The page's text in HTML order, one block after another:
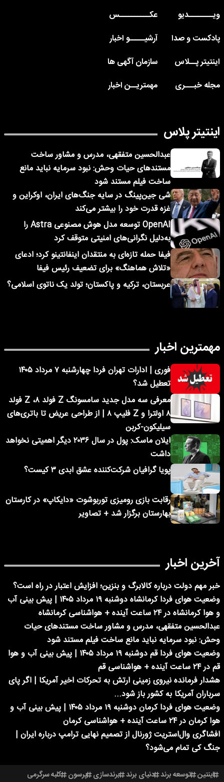
ویــــــــدیو
عکــــــــــس
پادکست و صدا
آرشیـــــو اخبار
اینتیتر پــلاس
سازمان آگهی ها
مجله خبـــری
مهمتریــن اخبار
اینتیتر پلاس
عبدالحسین متفقهی، مدرس و مشاور ساخت
مستندهای حیات وحش: نبود سرمایه نباید مانع
ساخت فیلم مستند شود
شی جین‌پینگ در سایه جنگ‌های ایران، اوکراین و
غزه قدرت خود را بیشتر می‌کند
OpenAI توسعه مدل هوش مصنوعی Astra را
به‌دلیل نگرانی‌های امنیتی متوقف کرد
فیفا حمله تازه‌ای به منتقدان اینفانتینو کرد؛ ادعای
«تلاش هماهنگ» برای تضعیف رئیس فیفا
عربستان، ترکیه و پاکستان؛ تولد یک ناتوی اسلامی؟
مهمترین اخبار
فوری | ادارات تهران فردا چهارشنبه ۷ مرداد ۱۴۰۵
تعطیل شد؟
معرفی سه مدل جدید سامسونگ Z فولد ۸، Z فولد
۸ اولترا و Z فلیپ ۸ | از طراحی عریض تا باتری‌های
سیلیکون-کربن
ایلان ماسک: پول در سال ۲۰۳۶ دیگر اهمیتی نخواهد
داشت
پویا گرافیان شرکت‌کننده عشق ابدی ۳ کیست؟
رقابت بازی رومیزی توربوشوت «دایکاپ» در کارستان
بهارستان برگزار شد + تصاویر
آخرین اخبار
خبر مهم دولت درباره کالابرگ و بنزین؛ افزایش اعتبار در راه است؟
وضعیت هوای فردا کرمانشاه دوشنبه ۱۹ مرداد ۱۴۰۵ | پیش بینی آب
و هوا کرمانشاه در ۲۴ ساعت آینده + هواشناسی کرمانشاه
عبدالحسین متفقهی، مدرس و مشاور ساخت مستندهای حیات
وحش: نبود سرمایه نباید مانع ساخت فیلم مستند شود
وضعیت هوای فردا قم دوشنبه ۱۹ مرداد ۱۴۰۵ | پیش بینی آب و هوا
قم در ۲۴ ساعت آینده + هواشناسی قم
هشدار فرمانده نیروی زمینی ارتش به تحرکات اخیر آمریکا | اگر پای
سرباران آمریکا به کشور باز شود...
وضعیت هوای فردا کرمان دوشنبه ۱۹ مرداد ۱۴۰۵ | پیش بینی آب و
هوا کرمان در ۲۴ ساعت آینده + هواشناسی کرمان
افشاگری وال‌استریت ژورنال از تصمیم نهایی ترامپ درباره ایران |
جنگ کی تمام می‌شود؟
اینتین توسعه برند دنیای برند برندسازی پرسون کلبه سرگرمی